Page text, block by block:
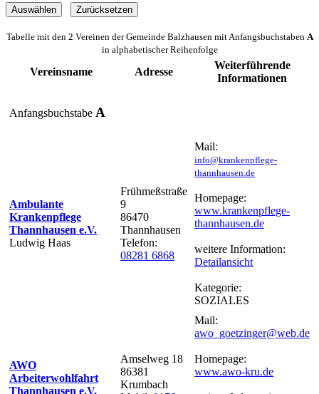
Tabelle mit den 2 Vereinen der Gemeinde Balzhausen mit Anfangsbuchstaben A
in alphabetischer Reihenfolge
Vereinsname Adresse
Weiterführende
Informationen
Anfangsbuchstabe A
Ambulante
Krankenpflege
Thannhausen e.V.
Ludwig Haas
Frühmeßstraße
9
86470
Thannhausen
Telefon:
08281 6868
Mail:
info@krankenpflege-
thannhausen.de
Homepage:
www.krankenpflege-
thannhausen.de
weitere Information:
Detailansicht
Kategorie:
SOZIALES
AWO
Arbeiterwohlfahrt
Thannhausen e.V.
Amselweg 18
86381
Krumbach
Mail:
awo_goetzinger@web.de
Homepage:
www.awo-kru.de